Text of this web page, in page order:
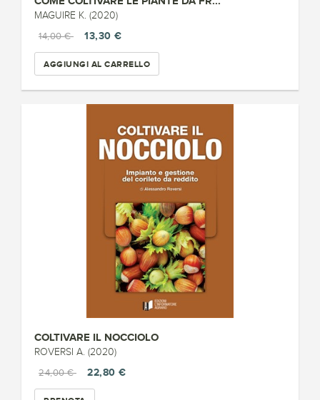
MAGUIRE K. (2020)
14,00 €
13,30 €
AGGIUNGI AL CARRELLO
COLTIVARE IL NOCCIOLO
ROVERSI A. (2020)
24,00 €
22,80 €